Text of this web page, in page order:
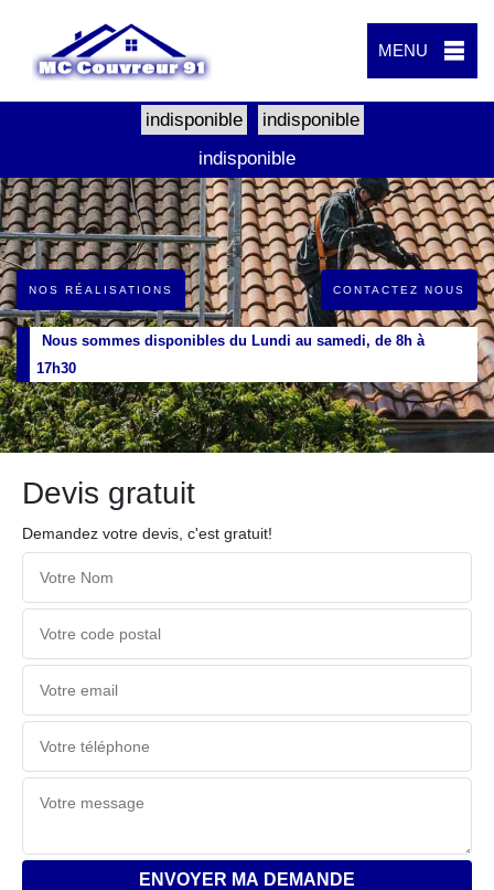
MENU
indisponible
indisponible
indisponible
NOS RÉALISATIONS CONTACTEZ NOUS
Nous sommes disponibles du Lundi au samedi, de 8h à
17h30
Devis gratuit
Demandez votre devis, c'est gratuit!